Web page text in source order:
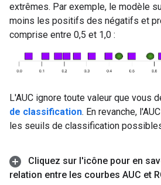
extrêmes. Par exemple, le modèle
moins les positifs des négatifs et
comprise entre 0,5 et 1,0 :
L'AUC ignore toute valeur que vous
de classification. En revanche,
les seuils de classification
Cliquez sur l'icône pour en
relation entre les courbes AUC et